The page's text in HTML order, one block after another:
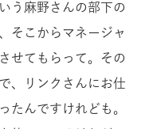
う麻野さんの部下の
そこからマネージャ
せてもらって。その
、リンクさんにお仕
たんですけれども。